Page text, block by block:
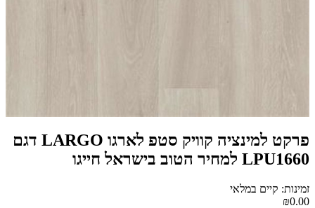
פרקט למינציה קוויק סטפ לארגו LARGO דגם
LPU1660 למחיר הטוב בישראל חייגו
זמינות: קיים במלאי
₪0.00